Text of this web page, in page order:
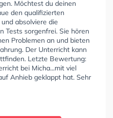
Möchtest du deinen
den qualifizierten
absolviere die
Tests sorgenfrei. Sie hören
Problemen an und bieten
Der Unterricht kann
Letzte Bewertung:
bei Micha...mit viel
Anhieb geklappt hat. Sehr